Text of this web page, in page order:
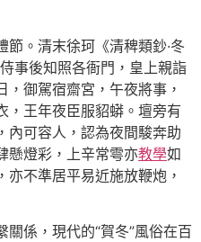
。清末徐珂《清稗類鈔·冬
事後知照各衙門，皇上親詣
御駕宿齋宮，午夜將事，
，王年夜臣服貂蟒。壇旁有
內可容人，認為夜間駿奔助
懸燈彩，上辛常雩亦教學如
不準居平易近施放鞭炮，
係，現代的“賀冬”風俗在百